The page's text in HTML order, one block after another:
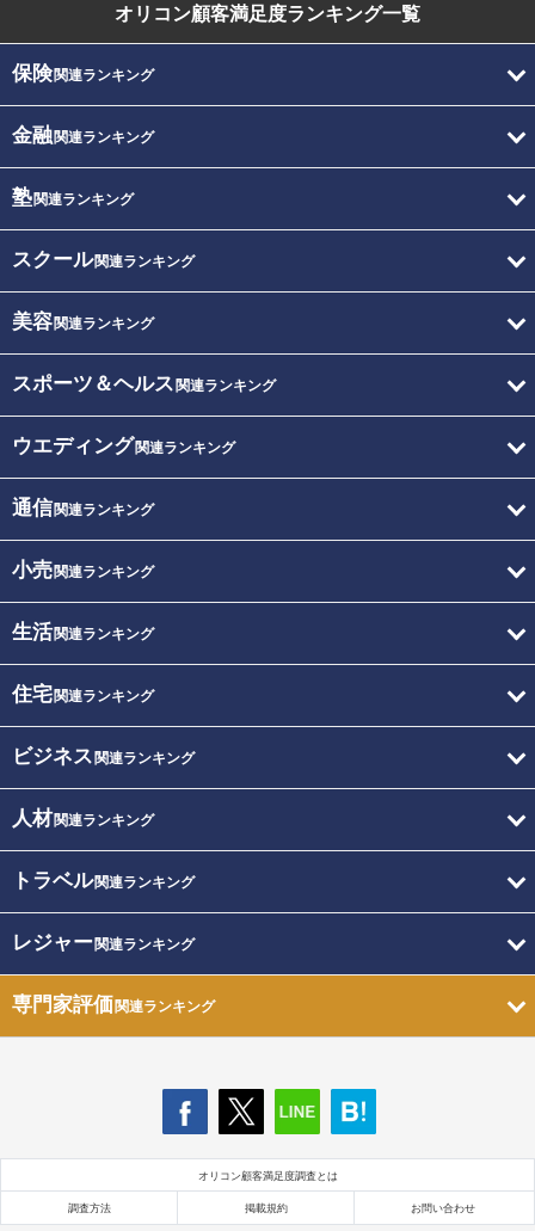
オリコン顧客満足度ランキング一覧
保険関連ランキング
金融関連ランキング
塾関連ランキング
スクール関連ランキング
美容関連ランキング
スポーツ＆ヘルス 関連ランキング
ウエディング関連ランキング
通信関連ランキング
小売関連ランキング
生活関連ランキング
住宅関連ランキング
ビジネス 関連ランキング
人材関連ランキング
トラベル関連ランキング
レジャー関連ランキング
専門家評価関連ランキング
オリコン顧客満足度調査とは
調査方法 掲載規約 お問い合わせ